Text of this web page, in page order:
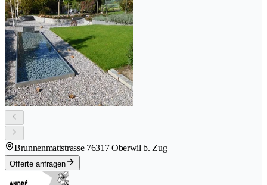
Brunnenmattstrasse 76317 Oberwil b. Zug
Offerte anfragen